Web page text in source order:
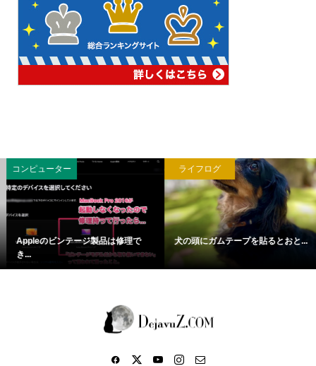
修理で 犬の頭にガムテープを貼るとおと...
英語
英語で初対面の人と挨